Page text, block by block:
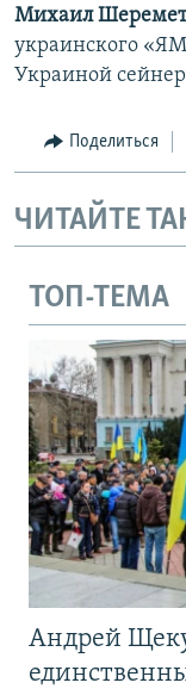
Михаил Шеремет
украинского
Украиной
Поделиться
ЧИТАЙТЕ
ТОП-ТЕМА
Андрей